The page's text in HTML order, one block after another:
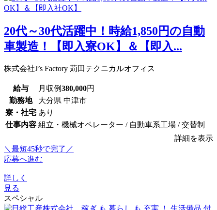
20代～30代活躍中！時給1,850円の自動
車製造！【即入寮OK】＆【即入...
株式会社J’s Factory 苅田テクニカルオフィス
給与 月収例380,000円
勤務地
大分県 中津市
寮・社宅 あり
仕事内容 組立・機械オペレーター / 自動車系工場 / 交替制
詳細を表示
＼最短45秒で完了／
応募へ進む
詳しく
見る
スペシャル